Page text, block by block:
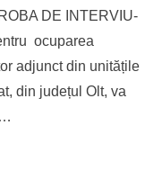
DE INTERVIU-
ocuparea
adjunct din unitățile
din județul Olt, va